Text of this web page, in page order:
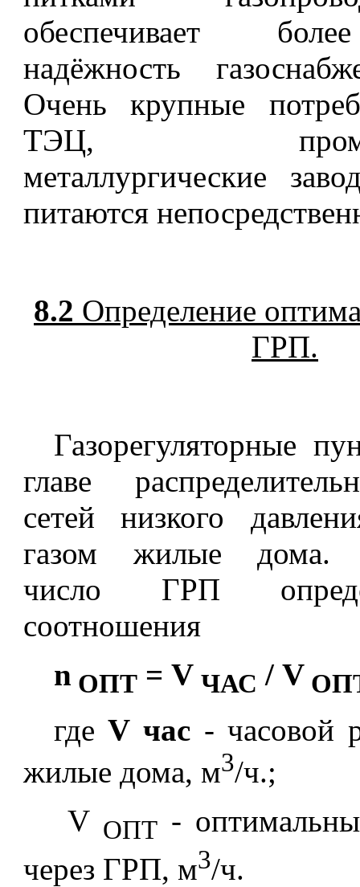
обеспечивает
надёжность
Очень крупные
ТЭЦ,
металлургические
питаются
8.2 Определение
ГРП.
Газорегуляторные
главе
сетей низкого
газом жилые дома.
число ГРП
соотношения
nОПТ= V ЧАС / V
гдеV час - часовой
жилые дома, м3/ч.;
V ОПТ-
через ГРП, м3/ч.